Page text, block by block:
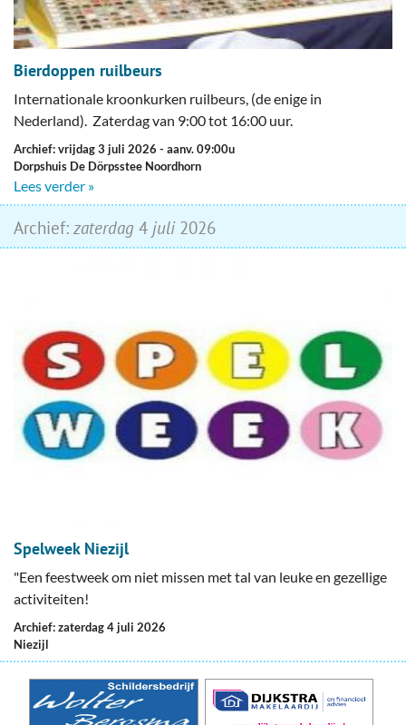
Bierdoppen ruilbeurs
Internationale kroonkurken ruilbeurs, (de enige in
Nederland). Zaterdag van 9:00 tot 16:00 uur.
Archief: vrijdag 3 juli 2026 - aanv. 09:00u
Dorpshuis De Dörpsstee Noordhorn
Lees verder »
Archief: zaterdag 4 juli2026
Spelweek Niezijl
"Een feestweek om niet missen met tal van leuke en gezellige
activiteiten!
Archief: zaterdag 4 juli 2026
Niezijl